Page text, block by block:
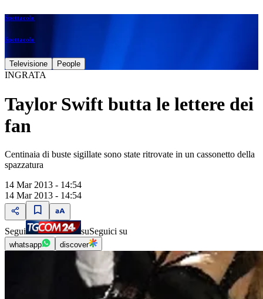
Spettacolo
Spettacolo
Televisione People
INGRATA
Taylor Swift butta le lettere dei
fan
Centinaia di buste sigillate sono state ritrovate in un cassonetto della
spazzatura
14 Mar 2013 - 14:54
14 Mar 2013 - 14:54
Segui suSeguici su
whatsapp discover